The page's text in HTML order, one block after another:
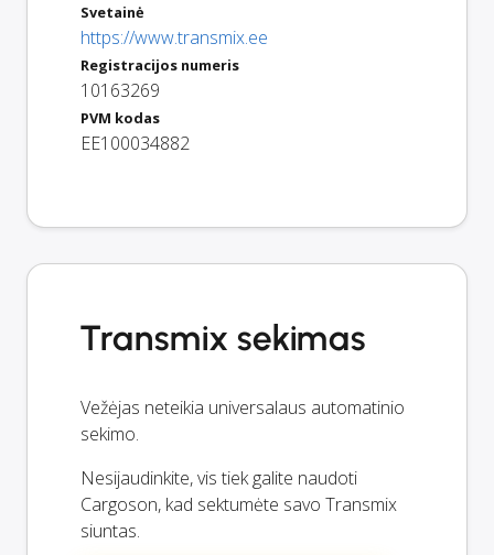
Svetainė
https://www.transmix.ee
Registracijos numeris
10163269
PVM kodas
EE100034882
Transmix sekimas
Vežėjas neteikia universalaus automatinio
sekimo.
Nesijaudinkite, vis tiek galite naudoti
Cargoson, kad sektumėte savo Transmix
siuntas.